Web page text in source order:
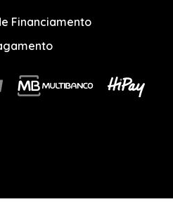
Financiamento